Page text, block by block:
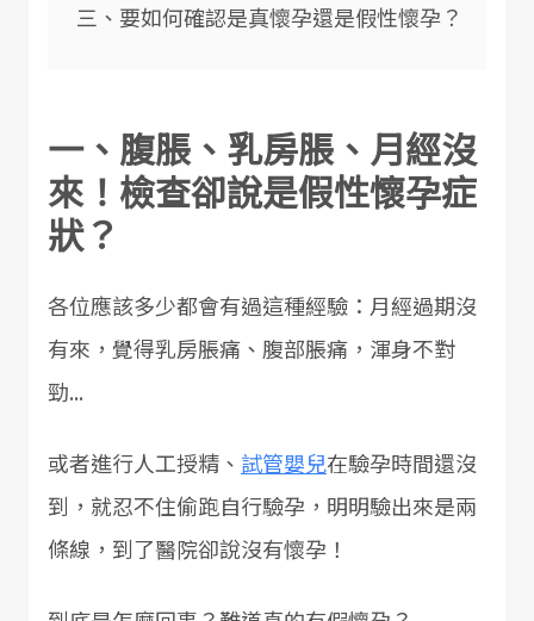
三、要如何確認是真懷孕還是假性懷孕？
一、腹脹、乳房脹、月經沒
來！檢查卻說是假性懷孕症
狀？
各位應該多少都會有過這種經驗：月經過期沒
有來，覺得乳房脹痛、腹部脹痛，渾身不對
勁...
或者進行人工授精、 試管嬰兒在驗孕時間還沒
到，就忍不住偷跑自行驗孕，明明驗出來是兩
條線，到了醫院卻說沒有懷孕！